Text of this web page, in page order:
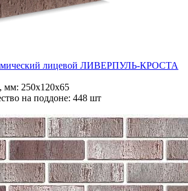
лицевой ЛИВЕРПУЛЬ-КРОСТА
мм: 250х120х65
на поддоне: 448 шт